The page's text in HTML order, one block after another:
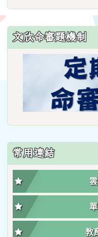
文欣命審題機制
常用連結
教